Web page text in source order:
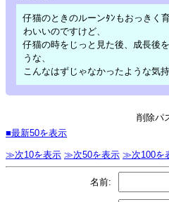
仔猫のときのルーンﾀﾝもおっきく
わいいのですけど、
仔猫の時をじっと見た後、成長後
うな、
こんなはずじゃなかったような気
削除パ
■最新50を表示
≫次10を表示 ≫次50を表示 ≫次100を
名前: